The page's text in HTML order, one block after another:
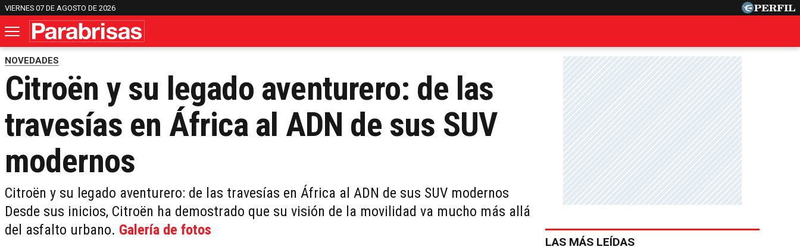
VIERNES 07 DE AGOSTO DE 2026
NOVEDADES
Citroën y su legado aventurero: de las
travesías en África al ADN de sus SUV
modernos
Citroën y su legado aventurero: de las travesías en África al ADN de sus SUV modernos
Desde sus inicios, Citroën ha demostrado que su visión de la movilidad va mucho más allá
del asfalto urbano. Galería de fotos
LAS MÁS LEÍDAS